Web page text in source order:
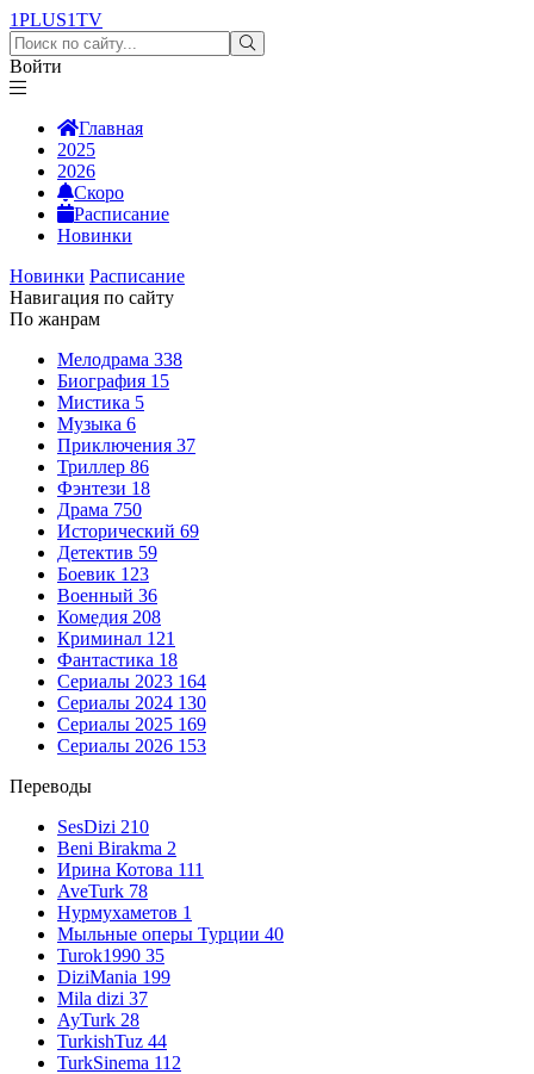
1PLUS1TV
Войти
Главная
2025
2026
Скоро
Расписание
Новинки
Новинки Расписание
Навигация по сайту
По жанрам
Мелодрама 338
Биография 15
Мистика 5
Музыка 6
Приключения 37
Триллер 86
Фэнтези 18
Драма 750
Исторический 69
Детектив 59
Боевик 123
Военный 36
Комедия 208
Криминал 121
Фантастика 18
Сериалы 2023 164
Сериалы 2024 130
Сериалы 2025 169
Сериалы 2026 153
Переводы
SesDizi 210
Beni Birakma 2
Ирина Котова 111
AveTurk 78
Нурмухаметов 1
Мыльные оперы Турции 40
Turok1990 35
DiziMania 199
Mila dizi 37
AyTurk 28
TurkishTuz 44
TurkSinema 112